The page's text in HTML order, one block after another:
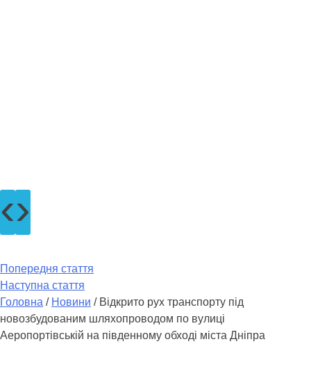
‹›
Попередня стаття
Наступна стаття
Головна / Новини / Відкрито рух транспорту під
новозбудованим шляхопроводом по вулиці
Аеропортівській на південному обході міста Дніпра